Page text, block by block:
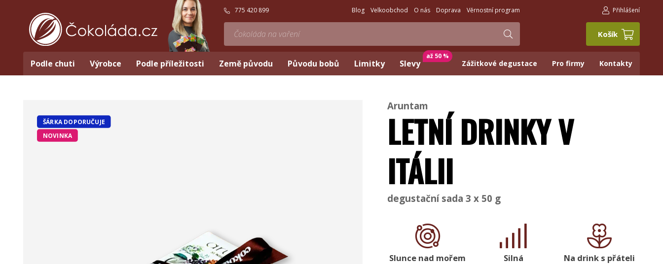
775 420 899 Blog Velkoobchod O nás Doprava Věrnostní program Přihlášení
Košík
Podle chuti Výrobce Podle příležitosti Země původu Původu bobů Limitky Slevy
až 50 %
Zážitkové degustace Pro firmy Kontakty
ŠÁRKA DOPORUČUJE
NOVINKA
Aruntam
LETNÍ DRINKY V
ITÁLII
degustační sada 3 x 50 g
Slunce nad mořem Silná Na drink s přáteli